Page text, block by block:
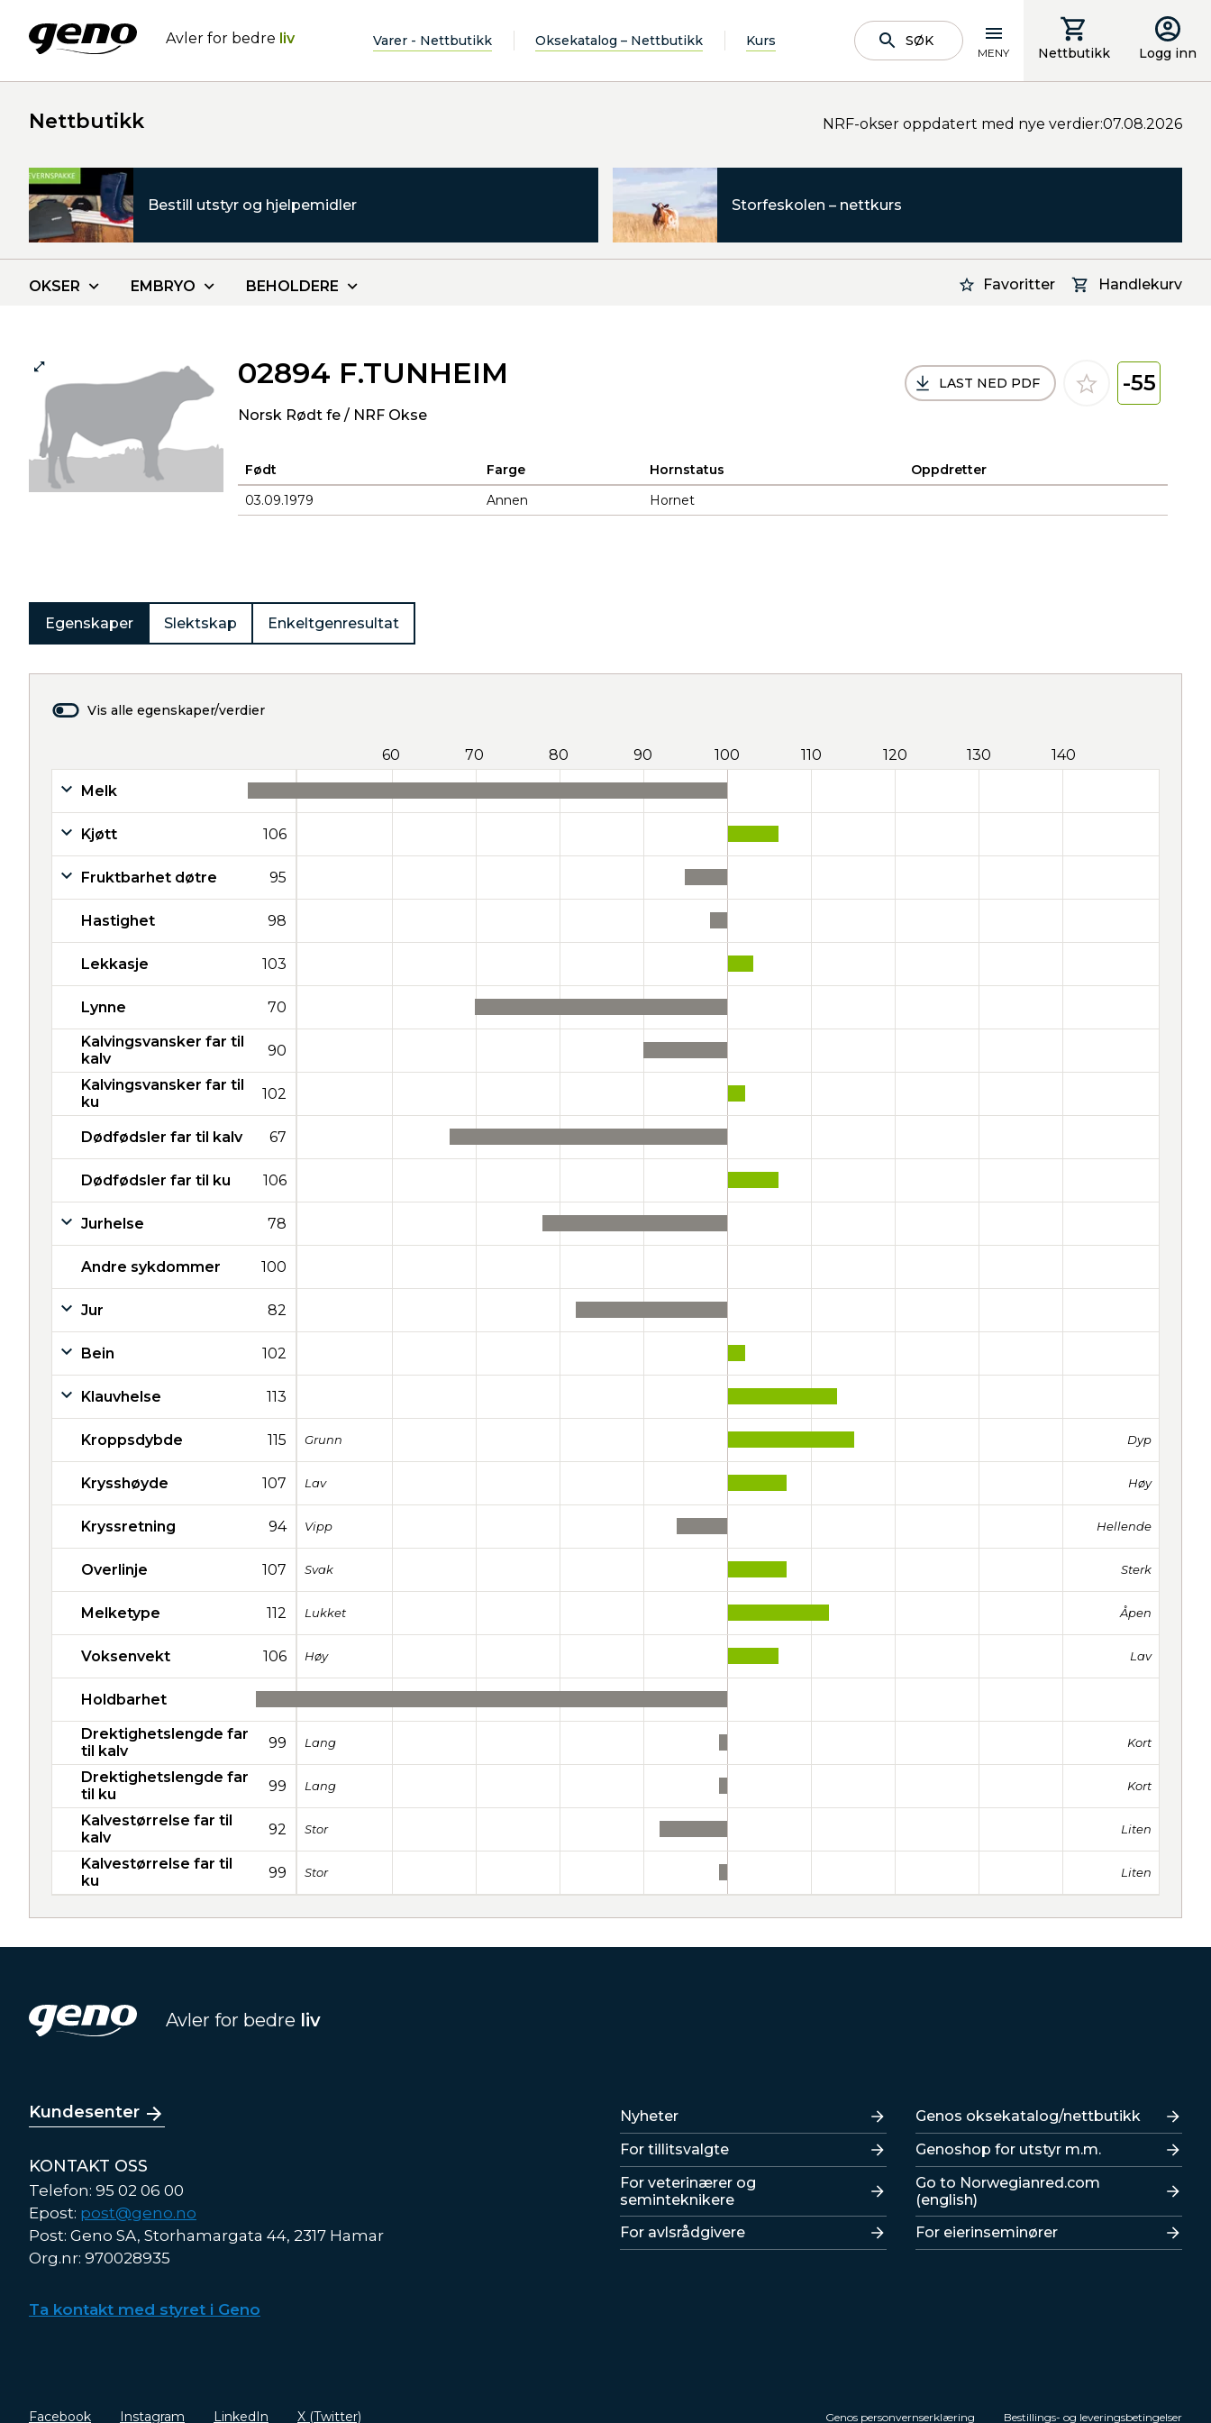
Avler for bedre liv Varer - Nettbutikk Oksekatalog – Nettbutikk Kurs SØK
MENY Nettbutikk Logg inn
Nettbutikk NRF-okser oppdatert med nye verdier:07.08.2026
Bestill utstyr og hjelpemidler Storfeskolen – nettkurs
Favoritter Handlekurv
OKSER EMBRYO BEHOLDERE
02894 F.TUNHEIM
Norsk Rødt fe / NRF Okse
LAST NED PDF -55
Født Farge Hornstatus
Oppdretter
03.09.1979
Annen Hornet
Egenskaper Slektskap Enkeltgenresultat
Vis alle egenskaper/verdier
60 70 80 90 100 110 120 130 140
Melk
Kjøtt 106
Fruktbarhet døtre 95
Hastighet 98
Lekkasje 103
Lynne 70
Kalvingsvansker far til
kalv
90
Kalvingsvansker far til
ku
102
Dødfødsler far til kalv 67
Dødfødsler far til ku 106
Jurhelse 78
Andre sykdommer 100
Jur 82
Bein 102
Klauvhelse 113
Kroppsdybde 115 Grunn Dyp
Krysshøyde 107 Lav Høy
Kryssretning 94 Vipp Hellende
Overlinje 107 Svak Sterk
Melketype 112 Lukket Åpen
Voksenvekt 106 Høy Lav
Holdbarhet
Drektighetslengde far
til kalv
99 Lang Kort
Drektighetslengde far
til ku
99 Lang Kort
Kalvestørrelse far til
kalv
92 Stor Liten
Kalvestørrelse far til
ku
99 Stor Liten
Avler for bedre liv
Kundesenter
KONTAKT OSS
Telefon: 95 02 06 00
Epost: post@geno.no
Post: Geno SA, Storhamargata 44, 2317 Hamar
Org.nr: 970028935
Ta kontakt med styret i Geno
Lenker
Nyheter
For tillitsvalgte
For veterinærer og
seminteknikere
For avlsrådgivere
Lenker
Genos oksekatalog/nettbutikk
Genoshop for utstyr m.m.
Go to Norwegianred.com
(english)
For eierinseminører
Facebook Instagram LinkedIn X (Twitter) Genos personvernserklæring Bestillings- og leveringsbetingelser